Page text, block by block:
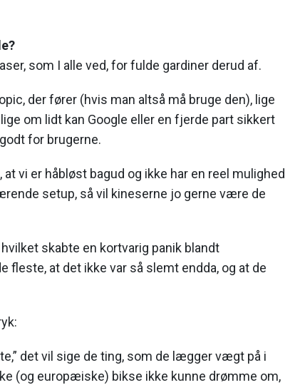
som I alle ved, for fulde gardiner derud af.
der fører (hvis man altså må bruge den), lige
om lidt kan Google eller en fjerde part sikkert
for brugerne.
vi er håbløst bagud og ikke har en reel mulighed
setup, så vil kineserne jo gerne være de
skabte en kortvarig panik blandt
fleste, at det ikke var så slemt endda, og at de
det vil sige de ting, som de lægger vægt på i
(og europæiske) bikse ikke kunne drømme om,